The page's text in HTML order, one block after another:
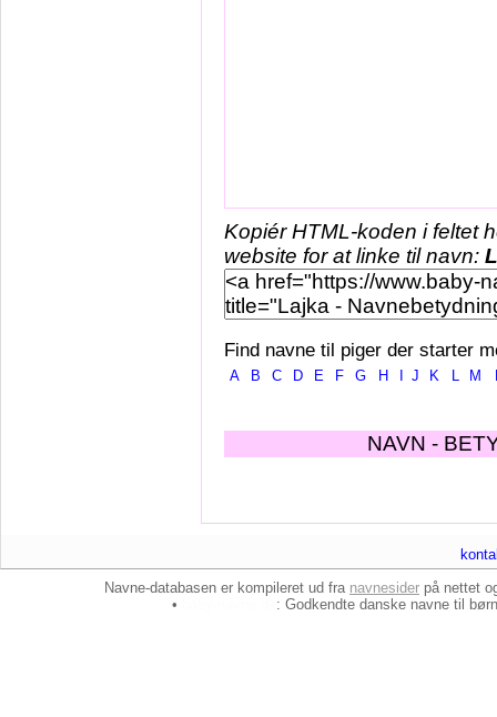
Kopiér HTML-koden i feltet
website for at linke til navn:
Find navne til piger der starter
A B C D E F G H J K L M
NAVN -
Navne-databasen er kompileret ud fra navnesider på nettet
•
: Godkendte danske navne til børn